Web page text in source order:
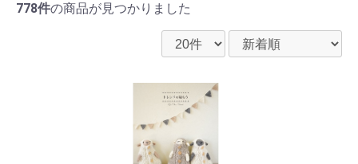
778件の商品が見つかりました